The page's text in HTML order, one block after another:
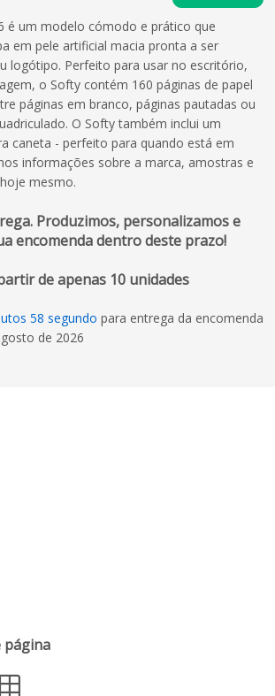
é um modelo cómodo e prático que
em pele artificial macia pronta a ser
logótipo. Perfeito para usar no escritório,
o Softy contém 160 páginas de papel
páginas em branco, páginas pautadas ou
O Softy também inclui um
caneta - perfeito para quando está em
informações sobre a marca, amostras e
mesmo.
Produzimos, personalizamos e
encomenda dentro deste prazo!
de apenas 10 unidades
57 segundo para entrega da encomenda
de 2026
página